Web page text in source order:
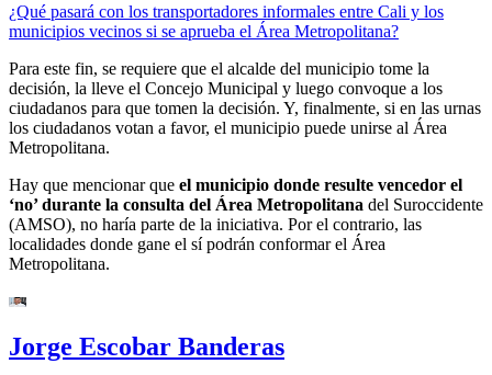
¿Qué pasará con los transportadores informales entre Cali y los
municipios vecinos si se aprueba el Área Metropolitana?
Para este fin, se requiere que el alcalde del municipio tome la
decisión, la lleve el Concejo Municipal y luego convoque a los
ciudadanos para que tomen la decisión. Y, finalmente, si en las urnas
los ciudadanos votan a favor, el municipio puede unirse al Área
Metropolitana.
Hay que mencionar que el municipio donde resulte vencedor el
‘no’ durante la consulta del Área Metropolitana del Suroccidente
(AMSO), no haría parte de la iniciativa. Por el contrario, las
localidades donde gane el sí podrán conformar el Área
Metropolitana.
Jorge Escobar Banderas